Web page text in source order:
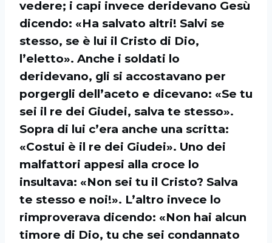
vedere; i capi invece deridevano Gesù
dicendo: «Ha salvato altri! Salvi se
stesso, se è lui il Cristo di Dio,
l’eletto». Anche i soldati lo
deridevano, gli si accostavano per
porgergli dell’aceto e dicevano: «Se tu
sei il re dei Giudei, salva te stesso».
Sopra di lui c’era anche una scritta:
«Costui è il re dei Giudei». Uno dei
malfattori appesi alla croce lo
insultava: «Non sei tu il Cristo? Salva
te stesso e noi!». L’altro invece lo
rimproverava dicendo: «Non hai alcun
timore di Dio, tu che sei condannato